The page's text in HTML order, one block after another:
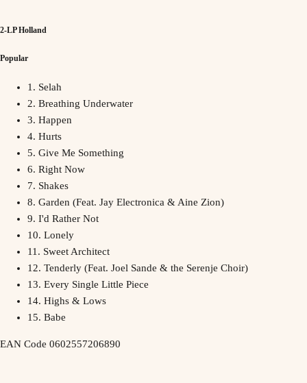
2-LP Holland
Popular
1. Selah
2. Breathing Underwater
3. Happen
4. Hurts
5. Give Me Something
6. Right Now
7. Shakes
8. Garden (Feat. Jay Electronica & Aine Zion)
9. I'd Rather Not
10. Lonely
11. Sweet Architect
12. Tenderly (Feat. Joel Sande & the Serenje Choir)
13. Every Single Little Piece
14. Highs & Lows
15. Babe
EAN Code 0602557206890